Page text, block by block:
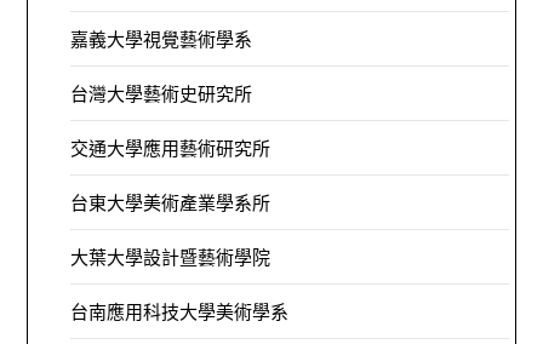
嘉義大學視覺藝術學系
台灣大學藝術史研究所
交通大學應用藝術研究所
台東大學美術產業學系所
大葉大學設計暨藝術學院
台南應用科技大學美術學系